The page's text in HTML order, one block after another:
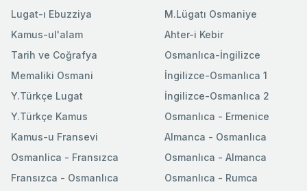
Lugat-ı Ebuzziya
M.Lügatı Osmaniye
Kamus-ul'alam
Tarih ve Coğrafya
Memaliki Osmani
Y.Türkçe Lugat
Y.Türkçe Kamus
Ahter-i Kebir
Osmanlıca-İngilizce
İngilizce-Osmanlıca 1
İngilizce-Osmanlıca 2
Osmanlıca - Ermenice
Kamus-u Fransevi
Osmanlica - Fransızca
Fransızca - Osmanlıca
Almanca - Osmanlıca
Osmanlıca - Almanca
Osmanlıca - Rumca